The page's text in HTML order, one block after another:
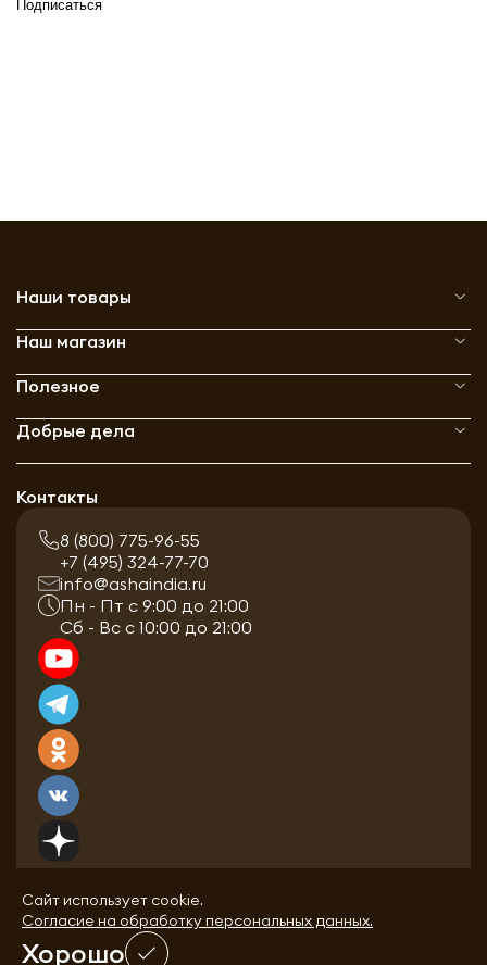
Подписаться
Наши товары
Наш магазин
Полезное
Добрые дела
Контакты
8 (800) 775-96-55
+7 (495) 324-77-70
info@ashaindia.ru
Пн - Пт с 9:00 до 21:00
Сб - Вс с 10:00 до 21:00
Сайт использует cookie.
Согласие на обработку персональных данных.
Хорошо